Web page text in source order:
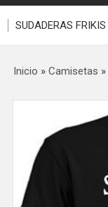
SUDADERAS FRIKIS
Inicio » Camisetas »